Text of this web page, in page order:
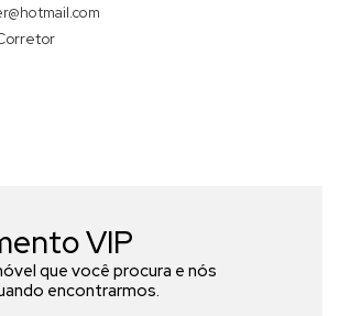
VIP
que você procura e nós
encontrarmos.